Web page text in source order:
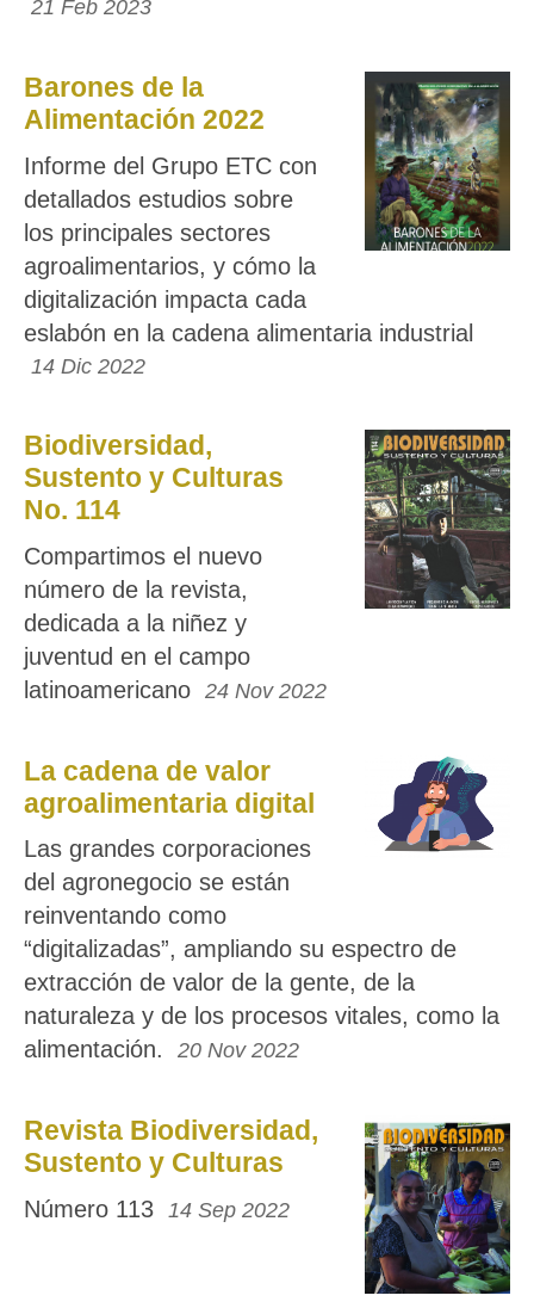
21 Feb 2023
Barones de la
Alimentación 2022
Informe del Grupo ETC con
detallados estudios sobre
los principales sectores
agroalimentarios, y cómo la
digitalización impacta cada
eslabón en la cadena alimentaria industrial
14 Dic 2022
Biodiversidad,
Sustento y Culturas
No. 114
Compartimos el nuevo
número de la revista,
dedicada a la niñez y
juventud en el campo
latinoamericano 24 Nov 2022
La cadena de valor
agroalimentaria digital
Las grandes corporaciones
del agronegocio se están
reinventando como
“digitalizadas”, ampliando su espectro de
extracción de valor de la gente, de la
naturaleza y de los procesos vitales, como la
alimentación.
20 Nov 2022
Revista Biodiversidad,
Sustento y Culturas
Número 113 14 Sep 2022